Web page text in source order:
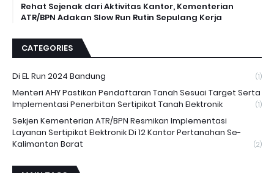
Rehat Sejenak dari Aktivitas Kantor, Kementerian
ATR/BPN Adakan Slow Run Rutin Sepulang Kerja
CATEGORIES
Di EL Run 2024 Bandung (1)
Menteri AHY Pastikan Pendaftaran Tanah Sesuai Target Serta
Implementasi Penerbitan Sertipikat Tanah Elektronik
(1)
Sekjen Kementerian ATR/BPN Resmikan Implementasi
Layanan Sertipikat Elektronik Di 12 Kantor Pertanahan Se-
Kalimantan Barat
(2)